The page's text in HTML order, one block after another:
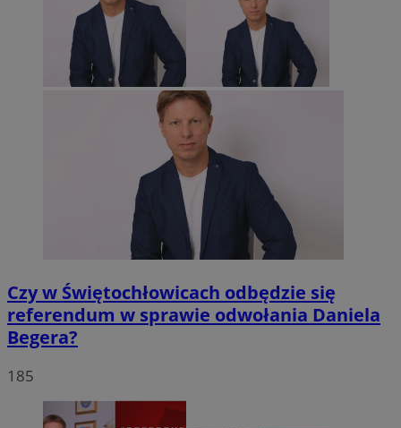
Czy w Świętochłowicach odbędzie się
referendum w sprawie odwołania Daniela
Begera?
185